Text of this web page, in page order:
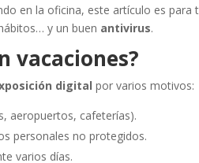
en la oficina, este artículo es para
y un buen antivirus.
vacaciones?
digital por varios motivos:
aeropuertos, cafeterías).
personales no protegidos.
varios días.